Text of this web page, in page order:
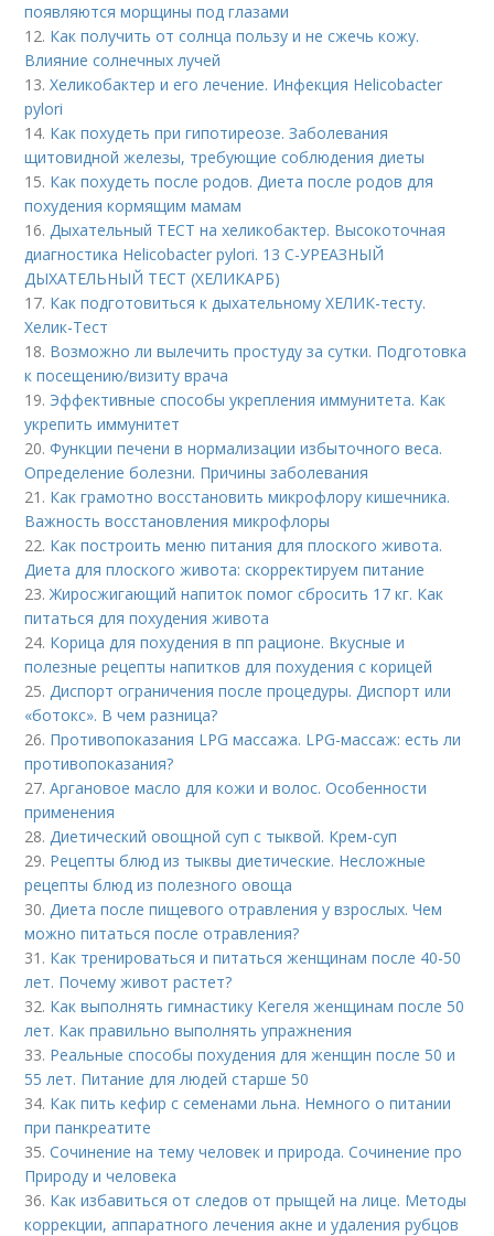
появляются морщины под глазами
12. Как получить от солнца пользу и не сжечь кожу.
Влияние солнечных лучей
13.Хеликобактер и его лечение. Инфекция Helicobacter
pylori
14. Как похудеть при гипотиреозе. Заболевания
щитовидной железы, требующие соблюдения диеты
15. Как похудеть после родов. Диета после родов для
похудения кормящим мамам
16.Дыхательный ТЕСТ на хеликобактер. Высокоточная
диагностика Helicobacter pylori. 13 C-УРЕАЗНЫЙ
ДЫХАТЕЛЬНЫЙ ТЕСТ (ХЕЛИКАРБ)
17. Как подготовиться к дыхательному ХЕЛИК-тесту.
Хелик-Тест
18. Возможно ли вылечить простуду за сутки. Подготовка
к посещению/визиту врача
19. Эффективные способы укрепления иммунитета. Как
укрепить иммунитет
20.Функции печени в нормализации избыточного веса.
Определение болезни. Причины заболевания
21. Как грамотно восстановить микрофлору кишечника.
Важность восстановления микрофлоры
22. Как построить меню питания для плоского живота.
Диета для плоского живота: скорректируем питание
23.Жиросжигающий напиток помог сбросить 17 кг. Как
питаться для похудения живота
24. Корица для похудения в пп рационе. Вкусные и
полезные рецепты напитков для похудения с корицей
25.Диспорт ограничения после процедуры. Диспорт или
«ботокс». В чем разница?
26. Противопоказания LPG массажа. LPG-массаж: есть ли
противопоказания?
27.Аргановое масло для кожи и волос. Особенности
применения
28.Диетический овощной суп с тыквой. Крем-суп
29. Рецепты блюд из тыквы диетические. Несложные
рецепты блюд из полезного овоща
30.Диета после пищевого отравления у взрослых. Чем
можно питаться после отравления?
31. Как тренироваться и питаться женщинам после 40-50
лет. Почему живот растет?
32. Как выполнять гимнастику Кегеля женщинам после 50
лет. Как правильно выполнять упражнения
33. Реальные способы похудения для женщин после 50 и
55 лет. Питание для людей старше 50
34. Как пить кефир с семенами льна. Немного о питании
при панкреатите
35.Сочинение на тему человек и природа. Сочинение про
Природу и человека
36. Как избавиться от следов от прыщей на лице. Методы
коррекции, аппаратного лечения акне и удаления рубцов